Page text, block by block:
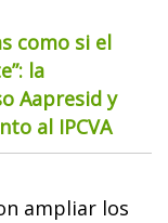
como si el
la
Aapresid y
al IPCVA
ampliar los